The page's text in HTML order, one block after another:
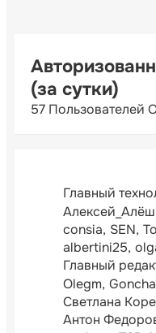
(за сутки)
57 Пользователей
Главный
consia SEN
albertini25
Главный
Olegm
Светлана
Антон